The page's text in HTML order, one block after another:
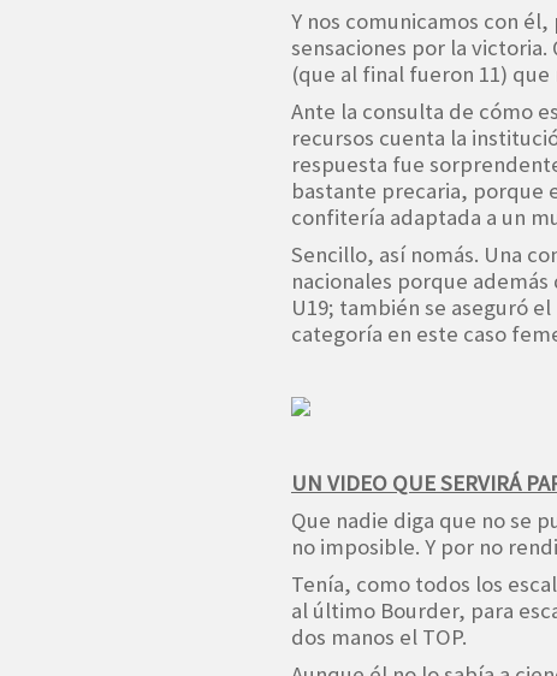
Y nos comunicamos con
sensaciones por la victoria.
(que al final fueron 11)
Ante la consulta de cómo
recursos cuenta la
respuesta fue
bastante precaria, porque
confitería adaptada a un
Sencillo, así nomás. Una
nacionales porque
U19; también se aseguró
categoría en este caso
UN VIDEO QUE SERVIRÁ
Que nadie diga que no se
no imposible. Y por no
Tenía, como todos los
al último Bourder, para
dos manos el TOP.